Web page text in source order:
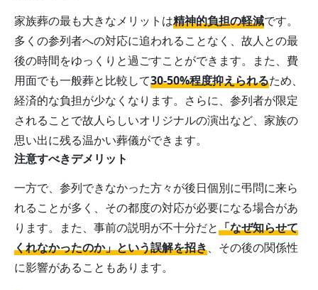
家族葬の最も大きなメリットは精神的負担の軽減です。
多くの参列者への対応に追われることなく、故人との最
後の時間をゆっくりと過ごすことができます。また、費
用面でも一般葬と比較して30-50%程度抑えられるため、
経済的な負担が少なくなります。さらに、参列者が限定
されることで故人らしいオリジナルの演出など、家族の
思い出に残る温かい葬儀ができます。
注意すべきデメリット
一方で、参列できなかった方々が後日個別に弔問に来ら
れることが多く、その都度の対応が必要になる場合があ
ります。また、事前の説明が不十分だと「なぜ知らせて
くれなかったのか」という誤解を招き、その後の関係性
に影響があることもあります。